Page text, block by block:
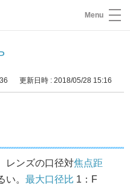
Menu
更新日時 : 2018/05/28 15:16
レンズの口径対焦点距
。 最大口径比 1：F